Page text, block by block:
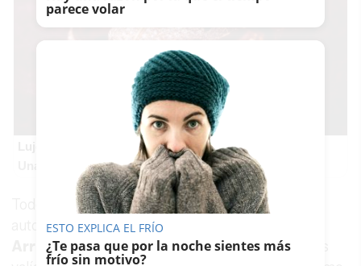
Una joya para mujeres que no piden permiso
Todo esto contrasta con lo que dijo el portavoz
autorizado por Zapatero, el periodista
Arroyo, días después del hallazgo: que las joyas
parece volar
ESTO EXPLICA EL FRÍO
¿Te pasa que por la noche sientes más
frío sin motivo?